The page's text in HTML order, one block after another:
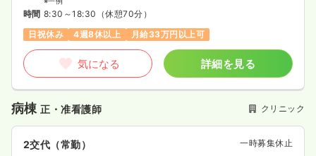
時間 8:30～18:30 （休憩70分）
日祝休み
4週8休以上 月給33万円以上可
気になる 詳細を見る
病棟正・准看護師 クリニック
2交代（常勤） 一時募集休止